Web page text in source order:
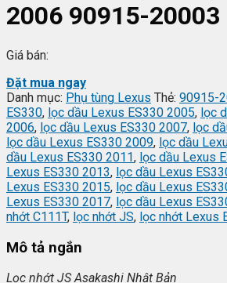
2006 90915-20003
Giá bán:
Đặt mua ngay
Danh mục: Phụ tùng Lexus Thẻ: 90915-
ES330, lọc dầu Lexus ES330 2005, lọc
2006, lọc dầu Lexus ES330 2007, lọc
lọc dầu Lexus ES330 2009, lọc dầu
dầu Lexus ES330 2011, lọc dầu Lexus
Lexus ES330 2013, lọc dầu Lexus
Lexus ES330 2015, lọc dầu Lexus
Lexus ES330 2017, lọc dầu Lexus
nhớt C111T, lọc nhớt JS, lọc nhớt Lexus
Mô tả ngắn
Lọc nhớt JS Asakashi Nhật Bản